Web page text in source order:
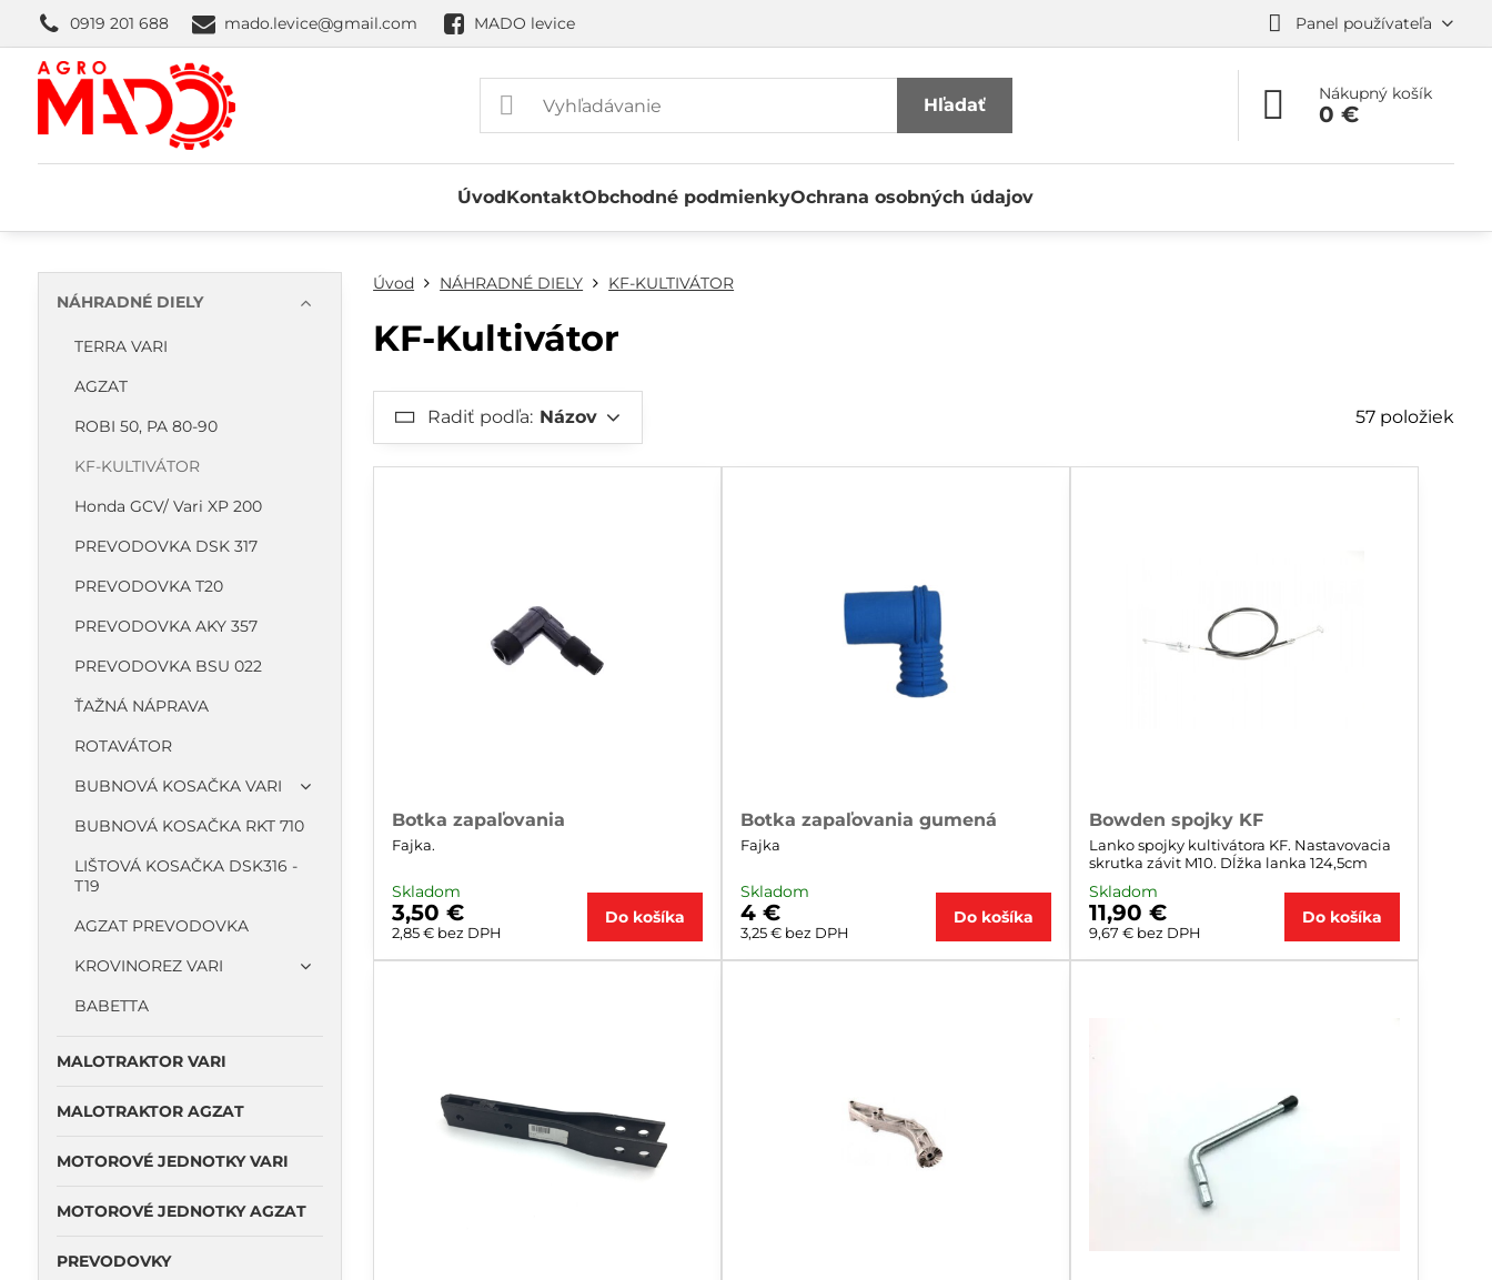
0919 201 688 mado.levice@gmail.com MADO levice Panel používateľa
Hľadať
Nákupný košík
0 €
ÚvodKontaktObchodné podmienkyOchrana osobných údajov
Úvod NÁHRADNÉ DIELY KF-KULTIVÁTOR
KF-Kultivátor
Radiť podľa: Názov 57 položiek
Botka zapaľovania
Fajka.
Skladom
3,50 €
2,85 € bez DPH
Do košíka
Botka zapaľovania gumená
Fajka
Skladom
4 €
3,25 € bez DPH
Do košíka
Bowden spojky KF
Lanko spojky kultivátora KF. Nastavovacia
skrutka závit M10. Dĺžka lanka 124,5cm
Skladom
11,90 €
9,67 € bez DPH
Do košíka
NÁHRADNÉ DIELY
TERRA VARI
AGZAT
ROBI 50, PA 80-90
KF-KULTIVÁTOR
Honda GCV/ Vari XP 200
PREVODOVKA DSK 317
PREVODOVKA T20
PREVODOVKA AKY 357
PREVODOVKA BSU 022
ŤAŽNÁ NÁPRAVA
ROTAVÁTOR
BUBNOVÁ KOSAČKA VARI
BUBNOVÁ KOSAČKA RKT 710
LIŠTOVÁ KOSAČKA DSK316 -
T19
AGZAT PREVODOVKA
KROVINOREZ VARI
BABETTA
MALOTRAKTOR VARI
MALOTRAKTOR AGZAT
MOTOROVÉ JEDNOTKY VARI
MOTOROVÉ JEDNOTKY AGZAT
PREVODOVKY